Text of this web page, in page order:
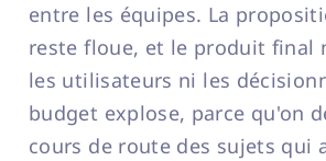
entre les équipes. La
reste floue, et le produit final
les utilisateurs ni les
budget explose, parce qu'on
cours de route des sujets qui